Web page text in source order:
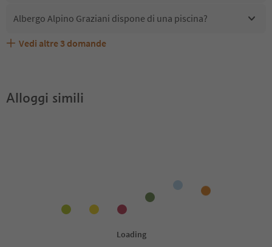
Albergo Alpino Graziani dispone di una piscina?
Albergo Alpino Graziani accetta animali domestici?
Quali servizi/attività sono disponibili presso Albergo
Gli ospiti di Albergo Alpino Graziani ricevono l'Alto Adige
Vedi altre 3 domande
Alloggi simili